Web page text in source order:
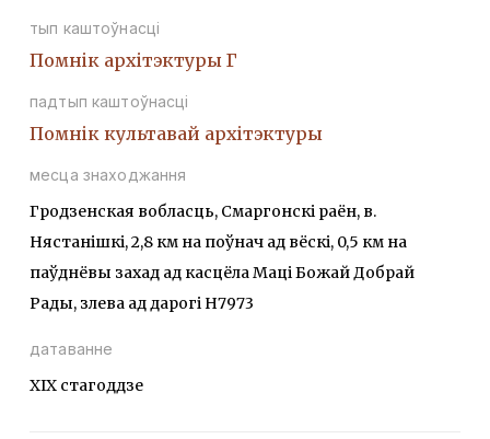
тып каштоўнасці
Помнiк архiтэктуры Г
падтып каштоўнасці
Помнiк культавай архiтэктуры
месца знаходжання
Гродзенская вобласць, Смаргонскі раён, в.
Нястанішкі, 2,8 км на поўнач ад вёскі, 0,5 км на
паўднёвы захад ад касцёла Маці Божай Добрай
Рады, злева ад дарогі Н7973
датаванне
ХІХ стагоддзе